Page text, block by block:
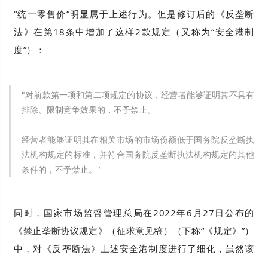
“统一零售价”明显属于上述行为。但是修订后的《反垄断
法》在第18条中增加了这样2款规定（又称为“安全港制
度”）：
"对前款第一项和第二项规定的协议，经营者能够证明其不具有
排除、限制竞争效果的，不予禁止。
经营者能够证明其在相关市场的市场份额低于国务院反垄断执
法机构规定的标准，并符合国务院反垄断执法机构规定的其他
条件的，不予禁止。"
同时，国家市场监督管理总局在2022年6月27日公布的
《禁止垄断协议规定》（征求意见稿）（下称“《规定》”）
中，对《反垄断法》上述安全港制度进行了细化，虽然该